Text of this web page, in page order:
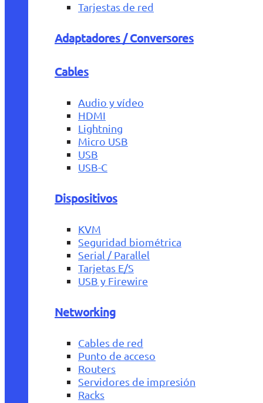
Tarjestas de red
Adaptadores / Conversores
Cables
Audio y vídeo
HDMI
Lightning
Micro USB
USB
USB-C
Dispositivos
KVM
Seguridad biométrica
Serial / Parallel
Tarjetas E/S
USB y Firewire
Networking
Cables de red
Punto de acceso
Routers
Servidores de impresión
Racks